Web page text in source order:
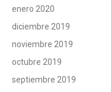
enero 2020
diciembre 2019
noviembre 2019
octubre 2019
septiembre 2019